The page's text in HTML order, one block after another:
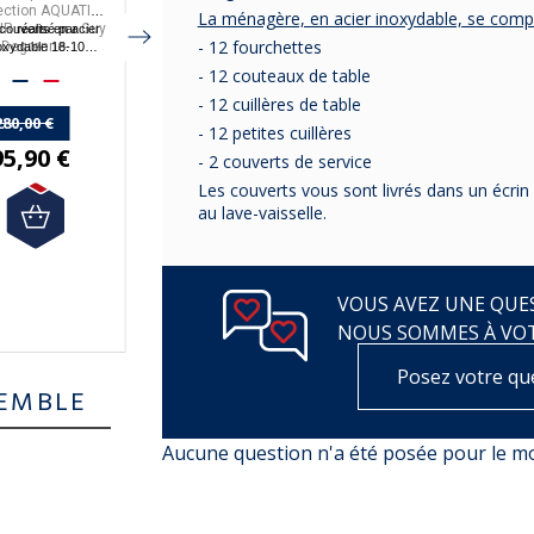
AQUATIC
réalisé parGuy
Degrenne.
en acier
18-10
€
€
collection AQUATIC
SUPERNATUREréalisé
Guy Degrenne.
Ces couverts enacier
inoxydable
France.
375,00 €
256,90 €
24 couverts
collectionBLOIS
En acier inoxydable, ces
La ménagère, en acier inoxydable, se
- 12 fourchettes
- 12 couteaux de table
- 12 cuillères de table
- 12 petites cuillères
- 2 couverts de service
Les couverts vous sont livrés dans un
au lave-vaisselle.
VOUS AVEZ UNE
NOUS SOMMES À
Posez votre
Aucune question n'a été posée pour le